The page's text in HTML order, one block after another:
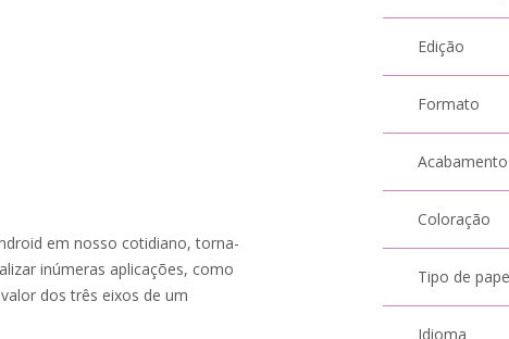
em nosso cotidiano, torna-
inúmeras aplicações, como
dos três eixos de um
Edição
Formato
Acabamento
Coloração
Tipo de
Idioma